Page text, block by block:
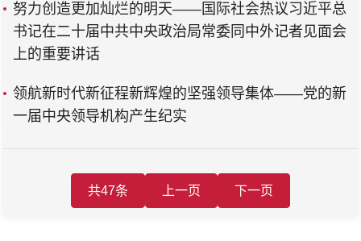
努力创造更加灿烂的明天——国际社会热议习近平总
书记在二十届中共中央政治局常委同中外记者见面会
上的重要讲话
领航新时代新征程新辉煌的坚强领导集体——党的新
一届中央领导机构产生纪实
共47条 上一页 下一页